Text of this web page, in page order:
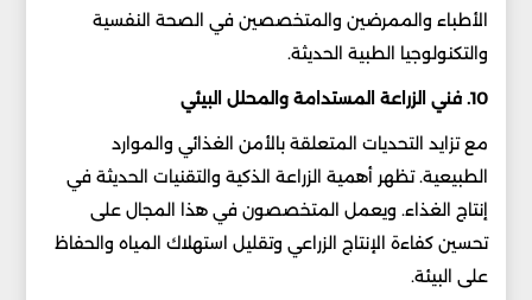
الأطباء والممرضين والمتخصصين في الصحة النفسية
والتكنولوجيا الطبية الحديثة.
10. فني الزراعة المستدامة والمحلل البيئي
مع تزايد التحديات المتعلقة بالأمن الغذائي والموارد
الطبيعية. تظهر أهمية الزراعة الذكية والتقنيات الحديثة في
إنتاج الغذاء. ويعمل المتخصصون في هذا المجال على
تحسين كفاءة الإنتاج الزراعي وتقليل استهلاك المياه والحفاظ
على البيئة.